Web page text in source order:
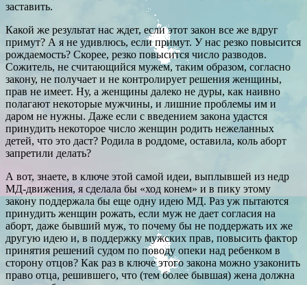
заставить.
Какой же результат нас ждет, если этот закон все же вдруг
примут? А я не удивлюсь, если примут. У нас резко повысится
рождаемость? Скорее, резко повысится число разводов.
Сожитель, не считающийся мужем, таким образом, согласно
закону, не получает и не контролирует решения женщины,
прав не имеет. Ну, а женщины далеко не дуры, как наивно
полагают некоторые мужчины, и лишние проблемы им и
даром не нужны. Даже если с введением закона удастся
принудить некоторое число женщин родить нежеланных
детей, что это даст? Родила в роддоме, оставила, коль аборт
запретили делать?
А вот, знаете, в ключе этой самой идеи, выплывшей из недр
МД-движения, я сделала бы «ход конем» и в пику этому
закону поддержала бы еще одну идею МД. Раз уж пытаются
принудить женщин рожать, если муж не дает согласия на
аборт, даже бывший муж, то почему бы не поддержать их же
другую идею и, в поддержку мужских прав, повысить фактор
принятия решений судом по поводу опеки над ребенком в
сторону отцов? Как раз в ключе этого закона можно узаконить
право отца, решившего, что (тем более бывшая) жена должна